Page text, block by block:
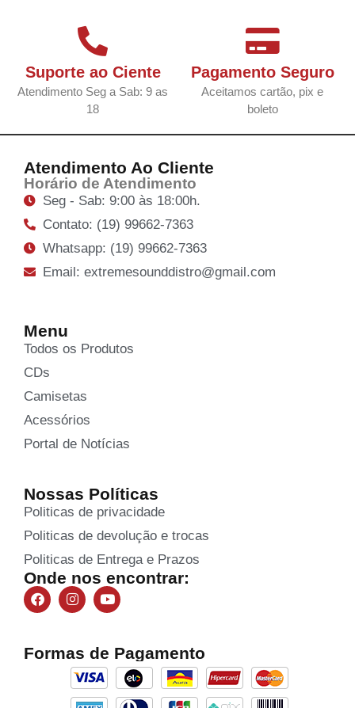
Suporte ao Ciente
Atendimento Seg a Sab: 9 as
18
Pagamento Seguro
Aceitamos cartão, pix e
boleto
Atendimento Ao Cliente
Horário de Atendimento
Seg - Sab: 9:00 às 18:00h.
Contato: (19) 99662-7363
Whatsapp: (19) 99662-7363
Email: extremesounddistro@gmail.com
Menu
Todos os Produtos
CDs
Camisetas
Acessórios
Portal de Notícias
Nossas Políticas
Politicas de privacidade
Politicas de devolução e trocas
Politicas de Entrega e Prazos
Onde nos encontrar:
Formas de Pagamento